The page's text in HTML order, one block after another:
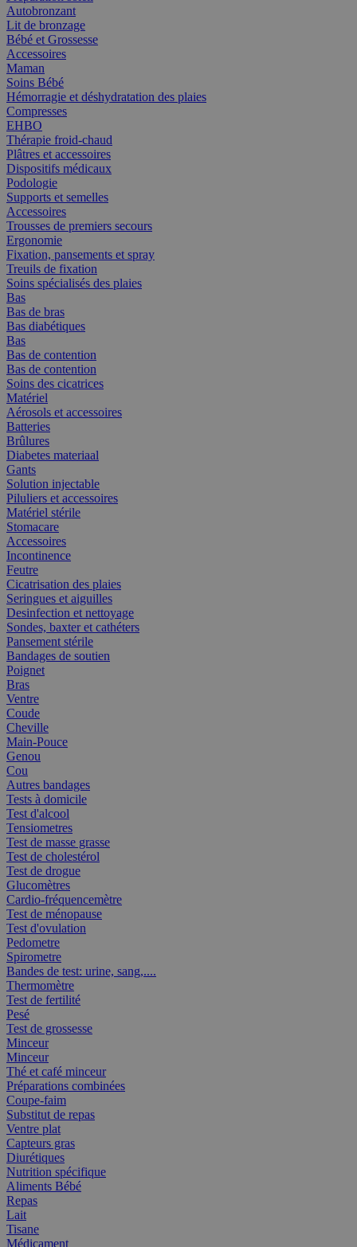
Autobronzant
Lit de bronzage
Bébé et Grossesse
Accessoires
Maman
Soins Bébé
Hémorragie et déshydratation des plaies
Compresses
EHBO
Thérapie froid-chaud
Plâtres et accessoires
Dispositifs médicaux
Podologie
Supports et semelles
Accessoires
Trousses de premiers secours
Ergonomie
Fixation, pansements et spray
Treuils de fixation
Soins spécialisés des plaies
Bas
Bas de bras
Bas diabétiques
Bas
Bas de contention
Bas de contention
Soins des cicatrices
Matériel
Aérosols et accessoires
Batteries
Brûlures
Diabetes materiaal
Gants
Solution injectable
Piluliers et accessoires
Matériel stérile
Stomacare
Accessoires
Incontinence
Feutre
Cicatrisation des plaies
Seringues et aiguilles
Desinfection et nettoyage
Sondes, baxter et cathéters
Pansement stérile
Bandages de soutien
Poignet
Bras
Ventre
Coude
Cheville
Main-Pouce
Genou
Cou
Autres bandages
Tests à domicile
Test d'alcool
Tensiometres
Test de masse grasse
Test de cholestérol
Test de drogue
Glucomètres
Cardio-fréquencemètre
Test de ménopause
Test d'ovulation
Pedometre
Spirometre
Bandes de test: urine, sang,....
Thermomètre
Test de fertilité
Pesé
Test de grossesse
Minceur
Minceur
Thé et café minceur
Préparations combinées
Coupe-faim
Substitut de repas
Ventre plat
Capteurs gras
Diurétiques
Nutrition spécifique
Aliments Bébé
Repas
Lait
Tisane
Médicament